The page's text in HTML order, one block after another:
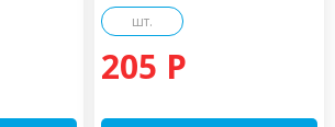
шт.
205 P